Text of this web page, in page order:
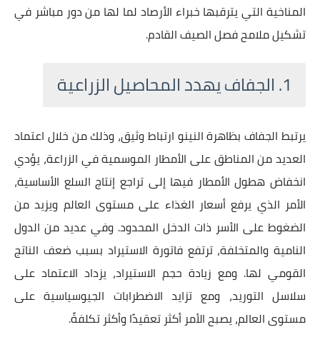
المناخية التي يترقبها خبراء الأرصاد لما لها من دور مباشر في
تشكيل ملامح فصل الصيف القادم.
1. الجفاف يهدد المحاصيل الزراعية
يرتبط الجفاف بظاهرة النينو ارتباط وثيق، وذلك من خلال اعتماد
العديد من المناطق على الأمطار الموسمية في الزراعة، يؤدي
انخفاض هطول الأمطار فيها إلى تراجع إنتاج السلع الأساسية،
الأمر الذي يرفع أسعار الغذاء على مستوى العالم ويزيد من
الضغوط على الأسر ذات الدخل المحدود. وفي عديد من الدول
النامية والمتخلفة، ترتفع فاتورة الاستيراد بسبب ضعف الناتج
القومي لها. ومع زيادة حجم الاستيراد، يزداد الاعتماد على
سلاسل التوريد، ومع تزايد الاضطرابات الجيوسياسية على
مستوى العالم، يصبح الأمر أكثر تعقيدًا وأكثر تكلفةً.